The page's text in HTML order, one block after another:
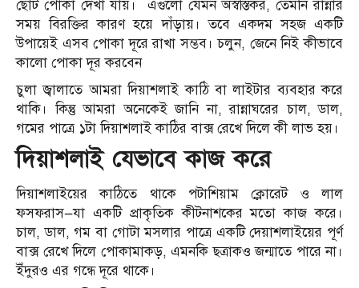
ছোট পোকা দেখা যায়। এগুলো যেমন অস্বস্তিকর, তেমনি রান্নার
সময় বিরক্তির কারণ হয়ে দাঁড়ায়। তবে একদম সহজ একটি
উপায়েই এসব পোকা দূরে রাখা সম্ভব। চলুন, জেনে নিই কীভাবে
কালো পোকা দূর করবেন
চুলা জ্বালাতে আমরা দিয়াশলাই কাঠি বা লাইটার ব্যবহার করে
থাকি। কিন্তু আমরা অনেকেই জানি না, রান্নাঘরের চাল, ডাল,
গমের পাত্রে ১টা দিয়াশলাই কাঠির বাক্স রেখে দিলে কী লাভ হয়।
দিয়াশলাই যেভাবে কাজ করে
দিয়াশলাইয়ের কাঠিতে থাকে পটাশিয়াম ক্লোরেট ও লাল
ফসফরাস—যা একটি প্রাকৃতিক কীটনাশকের মতো কাজ করে।
চাল, ডাল, গম বা গোটা মসলার পাত্রে একটি দেয়াশলাইয়ের পূর্ণ
বাক্স রেখে দিলে পোকামাকড়, এমনকি ছত্রাকও জন্মাতে পারে না।
ইঁদুরও এর গন্ধে দূরে থাকে।